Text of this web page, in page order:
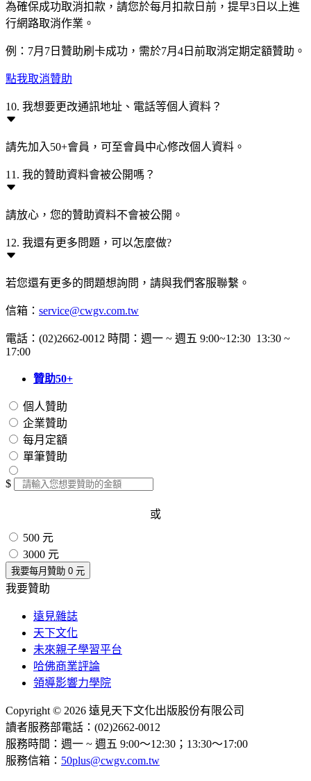
為確保成功取消扣款，請您於每月扣款日前，提早3日以上進
行網路取消作業。
例：7月7日贊助刷卡成功，需於7月4日前取消定期定額贊助。
點我取消贊助
10. 我想要更改通訊地址、電話等個人資料？
請先加入50+會員，可至會員中心修改個人資料。
11. 我的贊助資料會被公開嗎？
請放心，您的贊助資料不會被公開。
12. 我還有更多問題，可以怎麼做?
若您還有更多的問題想詢問，請與我們客服聯繫。
信箱： service@cwgv.com.tw
電話：(02)2662-0012 時間：週一 ~ 週五 9:00~12:30 13:30 ~
17:00
贊助50+
個人贊助
企業贊助
每月定額
單筆贊助
$
或
500 元
3000 元
我要每月贊助 0 元
我要贊助
遠見雜誌
天下文化
未來親子學習平台
哈佛商業評論
領導影響力學院
Copyright © 2026 遠見天下文化出版股份有限公司
讀者服務部電話：(02)2662-0012
服務時間：週一 ~ 週五 9:00～12:30；13:30～17:00
服務信箱： 50plus@cwgv.com.tw